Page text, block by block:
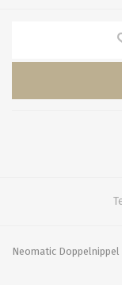
Neomatic Doppelnippel